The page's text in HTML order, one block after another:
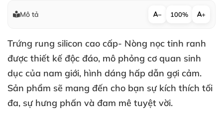
Mô tả − 100% +
Trứng rung silicon cao cấp- Nòng nọc tinh ranh
được thiết kế độc đáo, mô phỏng cơ quan sinh
dục của nam giới, hình dáng hấp dẫn gợi cảm.
Sản phẩm sẽ mang đến cho bạn sự kích thích tối
đa, sự hưng phấn và đam mê tuyệt vời.